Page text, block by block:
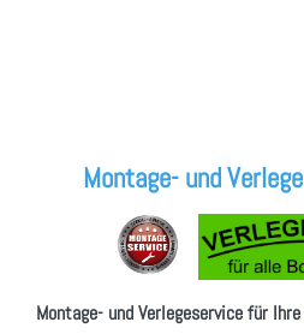
Montage- und
Montage- und Verlegeservice für